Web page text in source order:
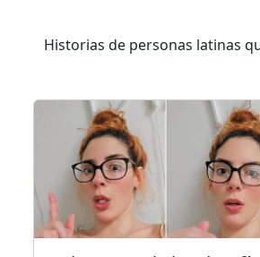
Historias de personas latinas